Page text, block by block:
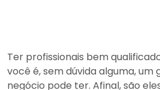
Ter profissionais bem
você é, sem dúvida alguma, um
negócio pode ter. Afinal, são